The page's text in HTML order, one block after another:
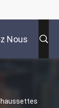
Nous